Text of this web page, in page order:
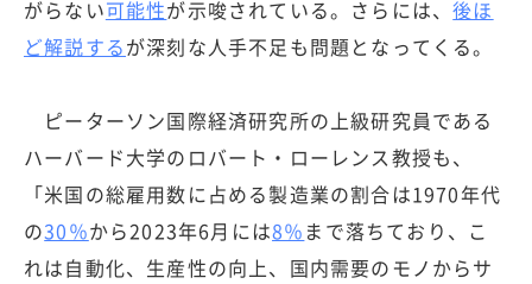
がらない可能性が示唆されている。さらには、後ほ
ど解説するが深刻な人手不足も問題となってくる。
ピーターソン国際経済研究所の上級研究員である
ハーバード大学のロバート・ローレンス教授も、
「米国の総雇用数に占める製造業の割合は1970年代
の30％から2023年6月には8％ まで落ちており、こ
れは自動化、生産性の向上、国内需要のモノからサ